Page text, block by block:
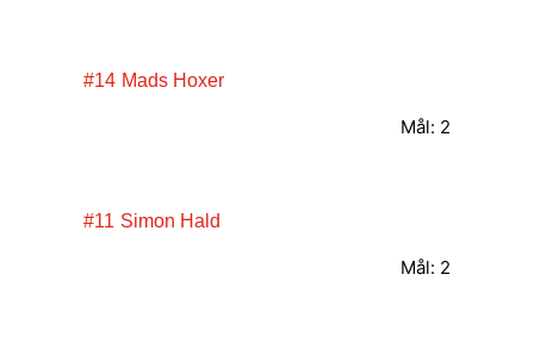
#14 Mads Hoxer
Mål: 2
#11 Simon Hald
Mål: 2